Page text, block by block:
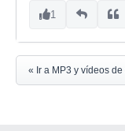
1
« Ir a MP3 y vídeos